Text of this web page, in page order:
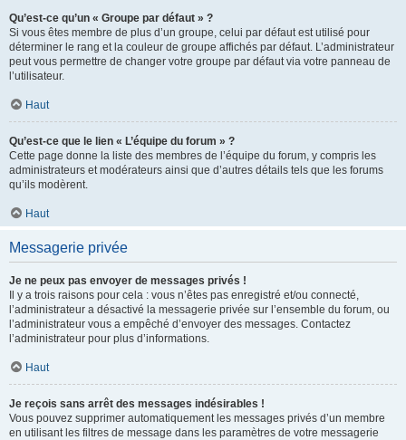
Qu’est-ce qu’un « Groupe par défaut » ?
Si vous êtes membre de plus d’un groupe, celui par défaut est utilisé pour
déterminer le rang et la couleur de groupe affichés par défaut. L’administrateur
peut vous permettre de changer votre groupe par défaut via votre panneau de
l’utilisateur.
Haut
Qu’est-ce que le lien « L’équipe du forum » ?
Cette page donne la liste des membres de l’équipe du forum, y compris les
administrateurs et modérateurs ainsi que d’autres détails tels que les forums
qu’ils modèrent.
Haut
Messagerie privée
Je ne peux pas envoyer de messages privés !
Il y a trois raisons pour cela : vous n’êtes pas enregistré et/ou connecté,
l’administrateur a désactivé la messagerie privée sur l’ensemble du forum, ou
l’administrateur vous a empêché d’envoyer des messages. Contactez
l’administrateur pour plus d’informations.
Haut
Je reçois sans arrêt des messages indésirables !
Vous pouvez supprimer automatiquement les messages privés d’un membre
en utilisant les filtres de message dans les paramètres de votre messagerie